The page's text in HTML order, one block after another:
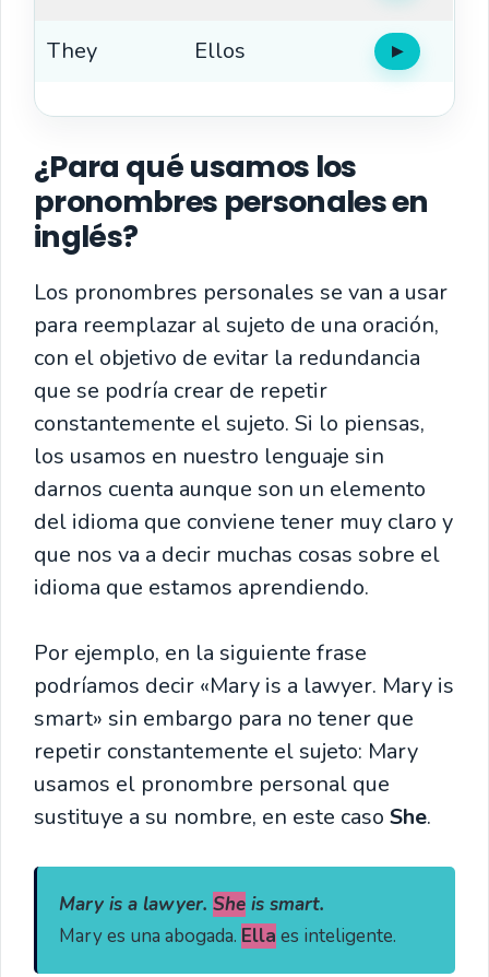
They
Ellos ▶Oír
¿Para qué usamos los
pronombres personales en
inglés?
Los pronombres personales se van a usar
para reemplazar al sujeto de una oración,
con el objetivo de evitar la redundancia
que se podría crear de repetir
constantemente el sujeto. Si lo piensas,
los usamos en nuestro lenguaje sin
darnos cuenta aunque son un elemento
del idioma que conviene tener muy claro y
que nos va a decir muchas cosas sobre el
idioma que estamos aprendiendo.
Por ejemplo, en la siguiente frase
podríamos decir «Mary is a lawyer. Mary is
smart» sin embargo para no tener que
repetir constantemente el sujeto: Mary
usamos el pronombre personal que
sustituye a su nombre, en este caso She.
Mary is a lawyer. She is smart.
Mary es una abogada. Ella es inteligente.